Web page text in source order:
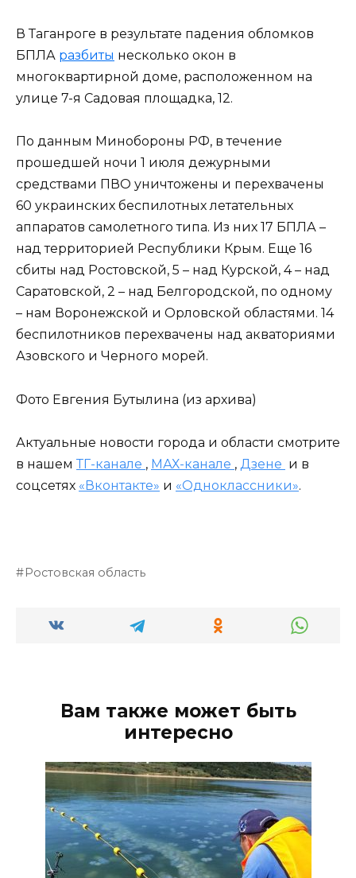
В Таганроге в результате падения обломков
БПЛА разбиты несколько окон в
многоквартирной доме, расположенном на
улице 7-я Садовая площадка, 12.
По данным Минобороны РФ, в течение
прошедшей ночи 1 июля дежурными
средствами ПВО уничтожены и перехвачены
60 украинских беспилотных летательных
аппаратов самолетного типа. Из них 17 БПЛА –
над территорией Республики Крым. Еще 16
сбиты над Ростовской, 5 – над Курской, 4 – над
Саратовской, 2 – над Белгородской, по одному
– нам Воронежской и Орловской областями. 14
беспилотников перехвачены над акваториями
Азовского и Черного морей.
Фото Евгения Бутылина (из архива)
Актуальные новости города и области смотрите
в нашем ТГ-канале , МАХ-канале , Дзене и в
соцсетях «Вконтакте» и «Одноклассники».
Ростовская область
Вам также может быть
интересно